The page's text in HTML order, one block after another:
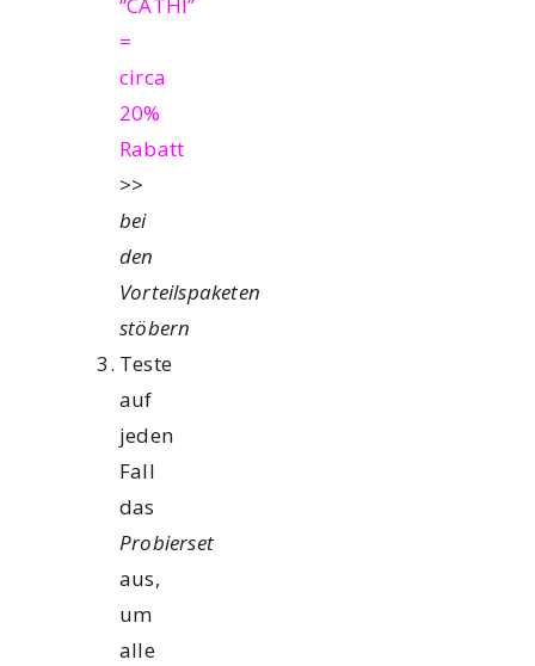
“CATHI”
=
circa
20%
Rabatt
>>
bei
den
Vorteilspaketen
stöbern
Teste
auf
jeden
Fall
das
Probierset
aus,
um
alle